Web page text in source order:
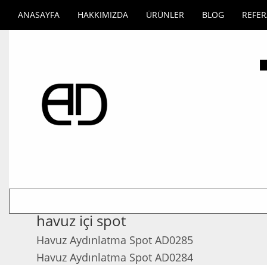
ANASAYFA HAKKIMIZDA ÜRÜNLER BLOG
havuz içi spot
Havuz Aydınlatma Spot AD0285
Havuz Aydınlatma Spot AD0284